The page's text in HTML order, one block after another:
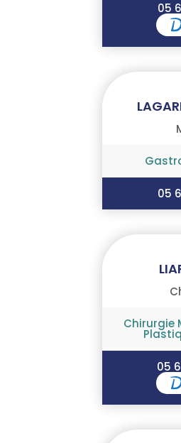
05
05
Chirurgie
05